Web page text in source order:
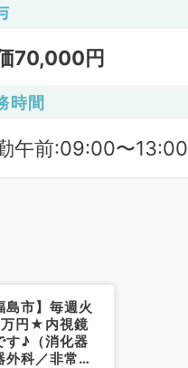
70,000円
時間
午前:09:00〜13:00
島市】毎週火
円★内視鏡
す♪（消化器
外科／非常